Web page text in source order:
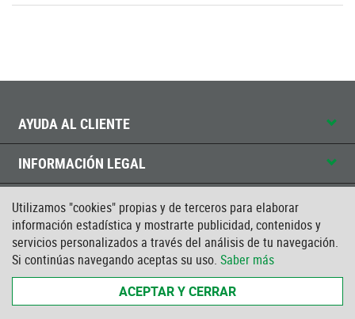
Utilizamos "cookies" propias y de terceros para elaborar
información estadística y mostrarte publicidad, contenidos y
servicios personalizados a través del análisis de tu navegación.
Si continúas navegando aceptas su uso. Saber más
ACEPTAR Y CERRAR
AYUDA AL CLIENTE
INFORMACIÓN LEGAL
CONTACTO
CERTIFICADO ISO